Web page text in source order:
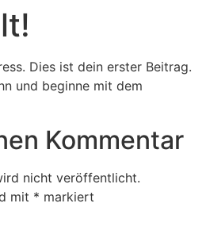
Dies ist dein erster Beitrag.
und beginne mit dem
Kommentar
nicht veröffentlicht.
mit * markiert